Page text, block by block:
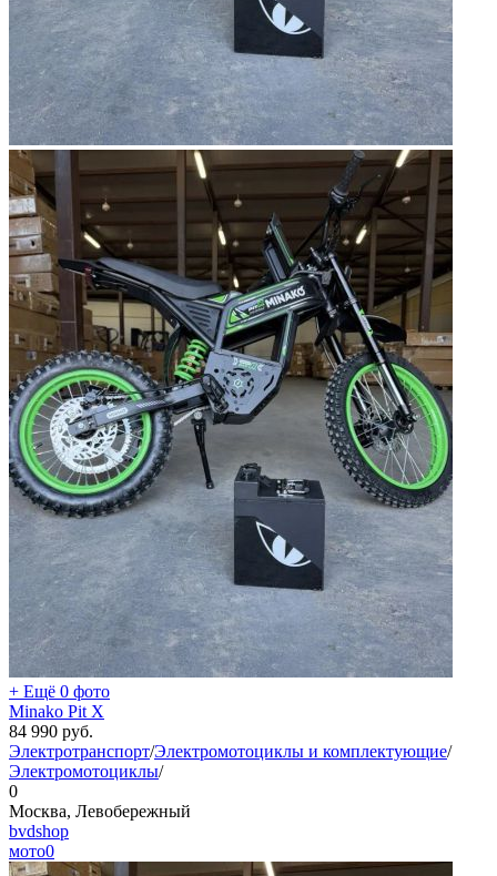
+ Ещё 0 фото
Minako Pit X
84 990 руб.
Электротранспорт/Электромотоциклы и комплектующие/
Электромотоциклы/
0
Москва, Левобережный
bvdshop
мото0